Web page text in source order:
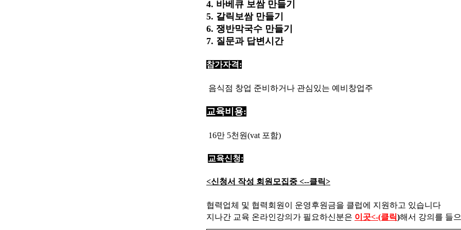
4. 바베큐 보쌈 만들기
5. 갈릭보쌈 만들기
6. 쟁반막국수 만들기
7. 질문과 답변시간
참가자격:
음식점 창업 준비하거나 관심있는 예비창업주
교육비용:
16만 5천원(vat 포함)
교육신청:
<신청서 작성 회원모집중 <--클릭>
협력업체 및 협력회원이 운영후원금을 클럽에 지원하고 있습니다
지나간 교육 온라인강의가 필요하신분은 이곳<-(클릭)해서 강의를 들